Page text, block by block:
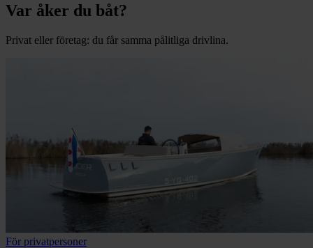
Var åker du båt?
Privat eller företag: du får samma pålitliga drivlina.
För privatpersoner